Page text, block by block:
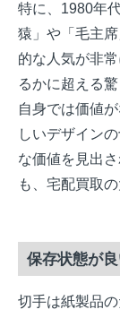
特に、1980年
猿」や「毛主
的な人気が非
るかに超える
自身では価値
しいデザイン
な価値を見出
も、宅配買取
保存状態が
切手は紙製品